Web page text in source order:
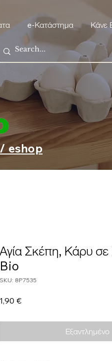
e-Κατάστημα Κάνε
/ eshop
Αγία Σκέπη, Κάρυ
Bio
SKU: 8P7535
1,90 €Τιμή
Εξαντλημένο